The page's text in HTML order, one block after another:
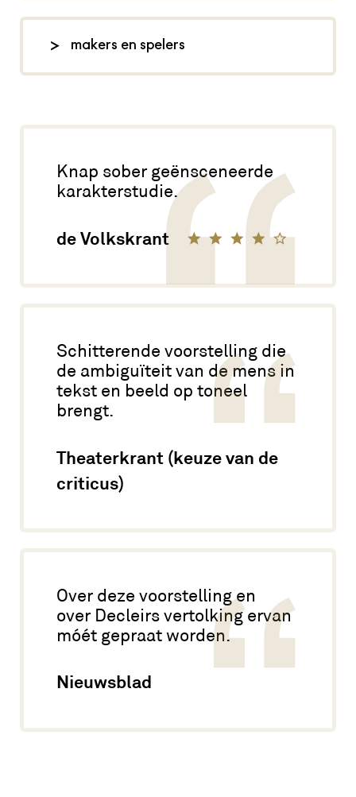
makers en spelers
Knap sober geënsceneerde
karakterstudie.
de Volkskrant
Schitterende voorstelling die
de ambiguïteit van de mens in
tekst en beeld op toneel
brengt.
Theaterkrant (keuze van de
criticus)
Over deze voorstelling en
over Decleirs vertolking ervan
móét gepraat worden.
Nieuwsblad